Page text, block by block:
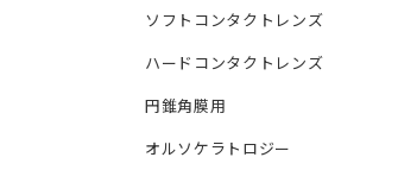
ソフトコンタクトレンズ
ハードコンタクトレンズ
円錐角膜用
オルソケラトロジー